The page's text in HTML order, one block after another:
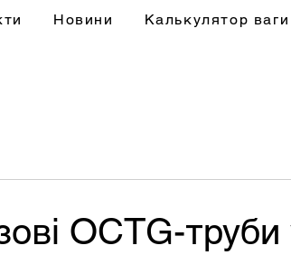
Новини Калькулятор ваги
OCTG-труби